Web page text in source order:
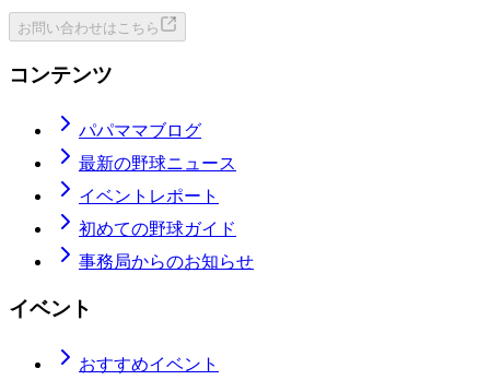
お問い合わせはこちら
コンテンツ
パパママブログ
最新の野球ニュース
イベントレポート
初めての野球ガイド
事務局からのお知らせ
イベント
おすすめイベント